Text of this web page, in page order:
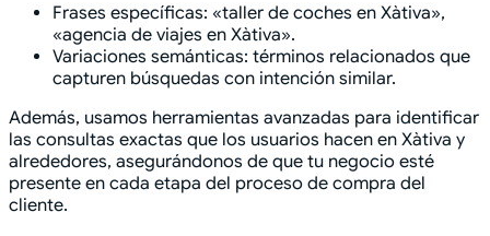
Frases específicas: «taller de coches en Xàtiva»,
«agencia de viajes en Xàtiva».
Variaciones semánticas: términos relacionados que
capturen búsquedas con intención similar.
Además, usamos herramientas avanzadas para identificar
las consultas exactas que los usuarios hacen en Xàtiva y
alrededores, asegurándonos de que tu negocio esté
presente en cada etapa del proceso de compra del
cliente.